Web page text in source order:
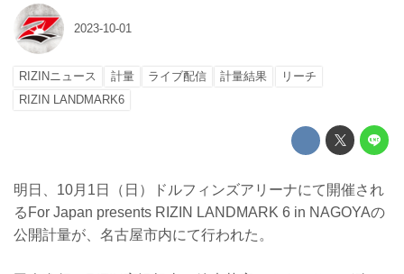
2023-10-01
RIZINニュース 計量 ライブ配信 計量結果
リーチ
RIZIN LANDMARK6
明日、10月1日（日）ドルフィンズアリーナにて開催され
るFor Japan presents RIZIN LANDMARK 6 in NAGOYAの
公開計量が、名古屋市内にて行われた。